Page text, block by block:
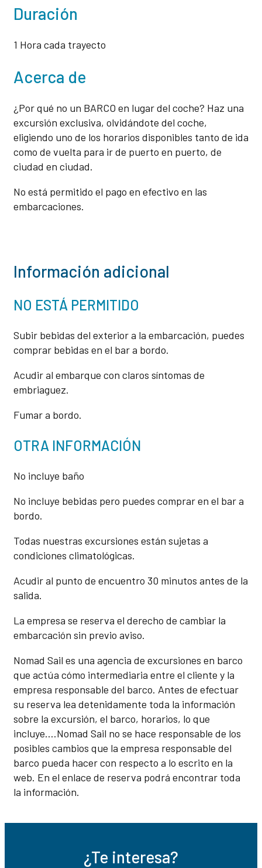
Duración
1 Hora cada trayecto
Acerca de
¿Por qué no un BARCO en lugar del coche? Haz una
excursión exclusiva, olvidándote del coche,
eligiendo uno de los horarios disponibles tanto de ida
como de vuelta para ir de puerto en puerto, de
ciudad en ciudad.
No está permitido el pago en efectivo en las
embarcaciones.
Información adicional
NO ESTÁ PERMITIDO
Subir bebidas del exterior a la embarcación, puedes
comprar bebidas en el bar a bordo.
Acudir al embarque con claros síntomas de
embriaguez.
Fumar a bordo.
OTRA INFORMACIÓN
No incluye baño
No incluye bebidas pero puedes comprar en el bar a
bordo.
Todas nuestras excursiones están sujetas a
condiciones climatológicas.
Acudir al punto de encuentro 30 minutos antes de la
salida.
La empresa se reserva el derecho de cambiar la
embarcación sin previo aviso.
Nomad Sail es una agencia de excursiones en barco
que actúa cómo intermediaria entre el cliente y la
empresa responsable del barco. Antes de efectuar
su reserva lea detenidamente toda la información
sobre la excursión, el barco, horarios, lo que
incluye….Nomad Sail no se hace responsable de los
posibles cambios que la empresa responsable del
barco pueda hacer con respecto a lo escrito en la
web. En el enlace de reserva podrá encontrar toda
la información.
¿Te interesa?